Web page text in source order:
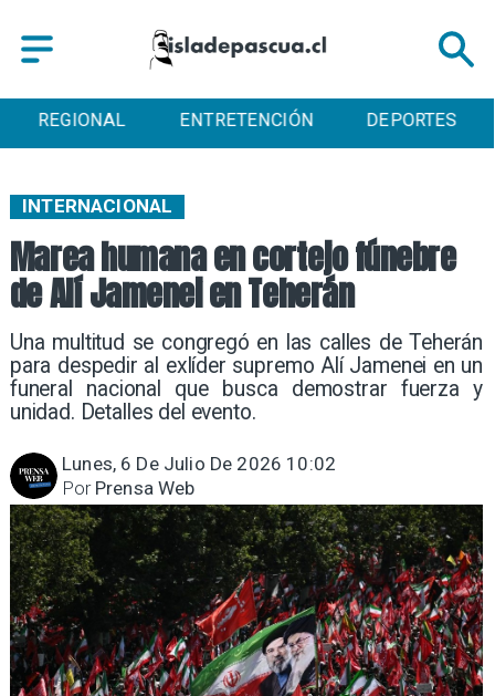
ENTRETENCIÓN DEPORTES CULTURA
Marea humana en cortejo fúnebre
de Alí Jamenei en Teherán
Una multitud se congregó en las calles de Teherán
para despedir al exlíder supremo Alí Jamenei en un
funeral nacional que busca demostrar fuerza y
unidad. Detalles del evento.
INTERNACIONAL
Lunes, 6 De Julio De 2026 10:02
Prensa Web
Por